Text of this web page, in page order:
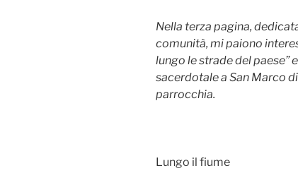
Nella terza pagina,
comunità, mi paiono
lungo le strade del paese”
sacerdotale a San Marco
parrocchia.
Lungo il fiume